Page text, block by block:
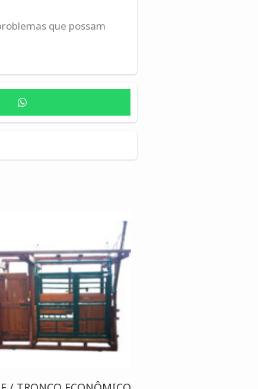
que possam